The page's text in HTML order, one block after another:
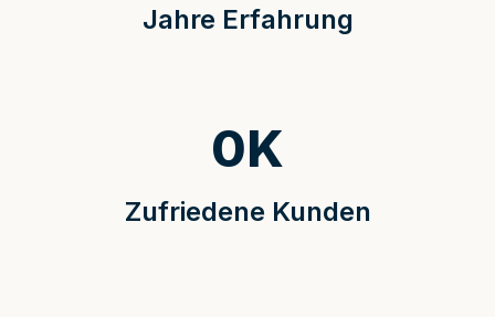
Jahre Erfahrung
Zufriedene Kunden
0K